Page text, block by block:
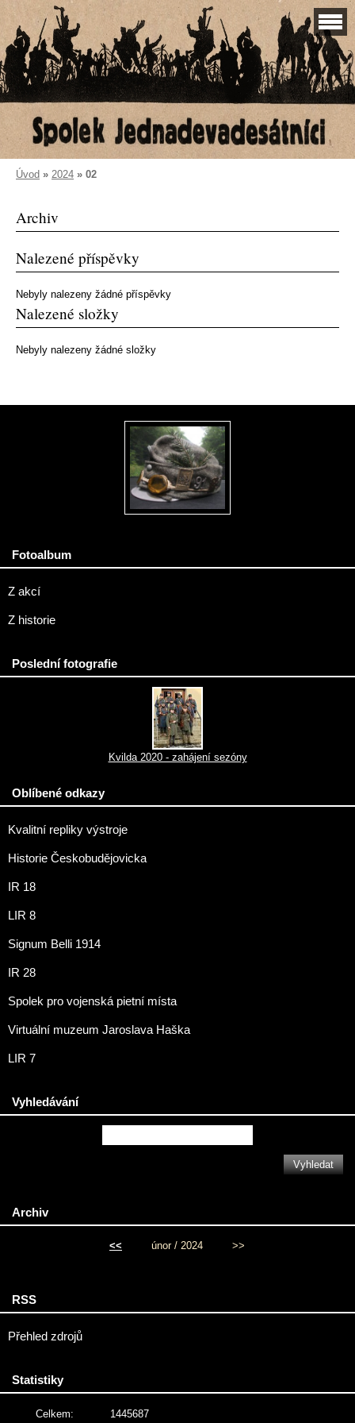
Úvod » 2024 » 02
Archiv
Nalezené příspěvky
Nebyly nalezeny žádné příspěvky
Nalezené složky
Nebyly nalezeny žádné složky
Fotoalbum
Z akcí
Z historie
Poslední fotografie
Kvilda 2020 - zahájení sezóny
Oblíbené odkazy
Kvalitní repliky výstroje
Historie Českobudějovicka
IR 18
LIR 8
Signum Belli 1914
IR 28
Spolek pro vojenská pietní místa
Virtuální muzeum Jaroslava Haška
LIR 7
Vyhledávání
Archiv
<< únor / 2024 >>
RSS
Přehled zdrojů
Statistiky
Celkem: 1445687